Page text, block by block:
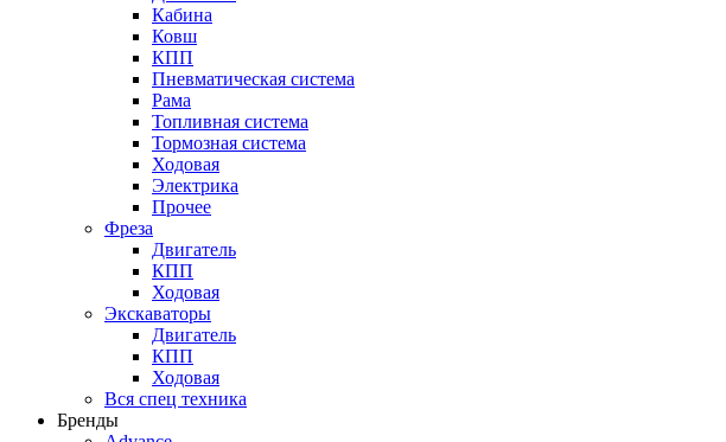
Кабина
Ковш
КПП
Пневматическая система
Рама
Топливная система
Тормозная система
Ходовая
Электрика
Прочее
Фреза
Двигатель
КПП
Ходовая
Экскаваторы
Двигатель
КПП
Ходовая
Вся спец техника
Бренды